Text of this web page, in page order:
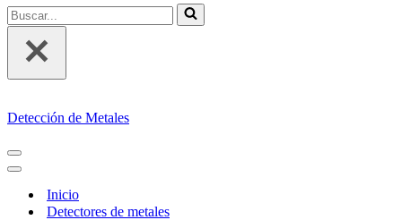
Buscar...
Detección de Metales
MENÚ
DE
NAVEGACIÓN
MENÚ
DE
NAVEGACIÓN
Inicio
Detectores de metales